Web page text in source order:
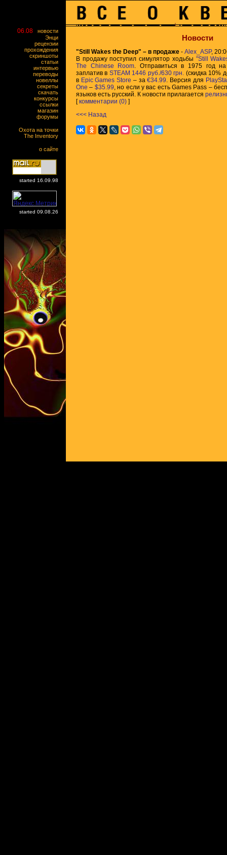
06.08
новости
Энци
рецензии
прохождения
скриншоты
статьи
интервью
переводы
новеллы
секреты
скачать
конкурсы
ссылки
магазин
форумы
Охота на точки
The Inventory
о сайте
started 16.09.98
started 09.08.26
Новости
"Still Wakes the Deep" – в продаже - Alex_ASP,
В продажу поступил симулятор ходьбы "Still
The Chinese Room. Отправиться в 1975 год
заплатив в STEAM 1446 руб./630 грн. (скидка 10%
в Epic Games Store – за€34.99. Версия для
One – $35.99, но если у вас есть Games Pass –
языков есть русский. К новости прилагается
[комментарии (0) ]
<<< Назад